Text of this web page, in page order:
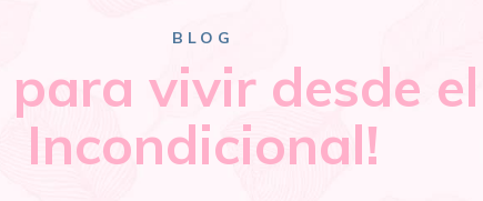
BLOG
para vivir desde
Incondicional!